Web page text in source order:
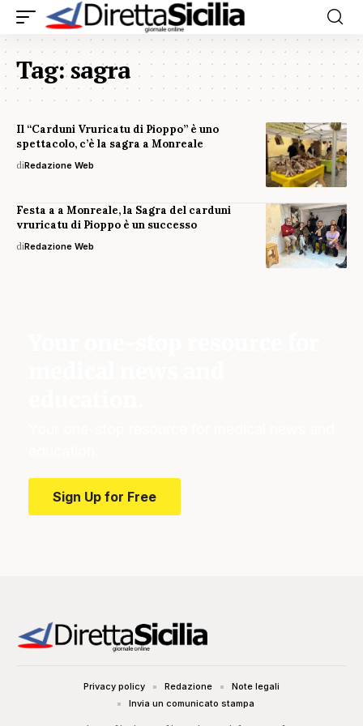
Tag:sagra
Il “Carduni Vruricatu di Pioppo” è uno
spettacolo, c’è la sagra a Monreale
diRedazione Web
Festa a a Monreale, la Sagra del carduni
vruricatu di Pioppo è un successo
diRedazione Web
Sign Up for Free
Privacy policy Redazione
Note legali
Invia un comunicato stampa